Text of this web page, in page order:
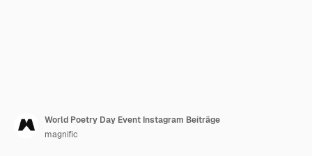
World Poetry Day Event Instagram Beiträge
magnific